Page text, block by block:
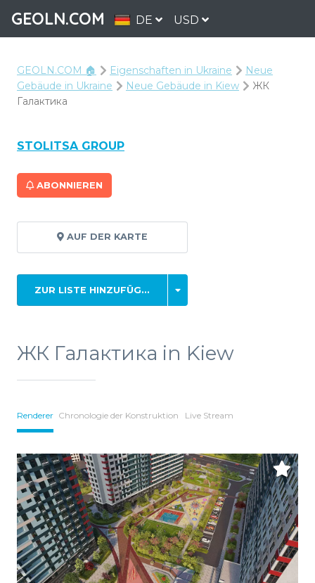
GEOLN.COM DE USD
GEOLN.COM 🏠 Eigenschaften in Ukraine
Neue
Gebäude in Ukraine
Neue Gebäude in Kiew
ЖК
Галактика
STOLITSA GROUP
ABONNIEREN
AUF DER KARTE
ZUR LISTE HINZUFÜGEN
ЖК Галактика in Kiew
Renderer Chronologie der Konstruktion Live Stream